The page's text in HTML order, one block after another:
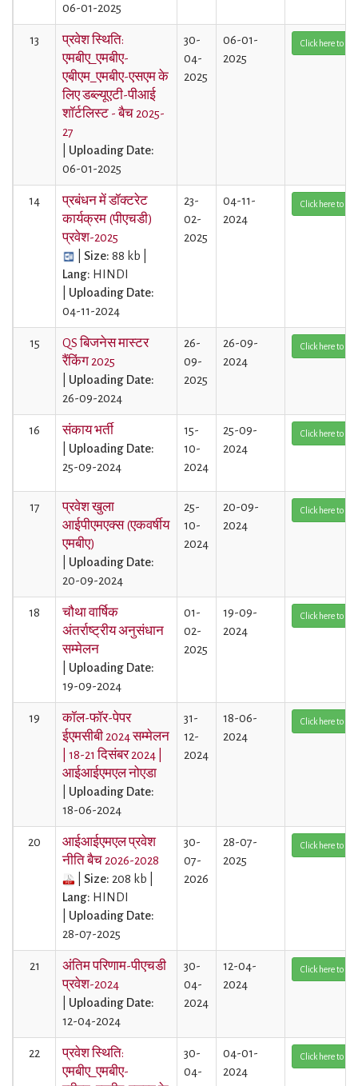
06-01-2025
13
प्रवेश स्थिति:
एमबीए_एमबीए-
एबीएम_एमबीए-एसएम के
लिए डब्ल्यूएटी-पीआई
शॉर्टलिस्ट - बैच 2025-
27
Uploading Date:
06-01-2025
30-
04-
2025
06-01-
2025
Click here to
14
प्रबंधन में डॉक्टरेट
कार्यक्रम (पीएचडी)
प्रवेश-2025
Size: 88 kb |
Lang: HINDI
Uploading Date:
04-11-2024
23-
02-
2025
04-11-
2024
Click here to
15
QS बिजनेस मास्टर
रैंकिंग 2025
Uploading Date:
26-09-2024
26-
09-
2025
26-09-
2024
Click here to
16
संकाय भर्ती
Uploading Date:
25-09-2024
15-
10-
2024
25-09-
2024
Click here to
17
प्रवेश खुला
आईपीएमएक्स (एकवर्षीय
एमबीए)
Uploading Date:
20-09-2024
25-
10-
2024
20-09-
2024
Click here to
18
चौथा वार्षिक
अंतर्राष्ट्रीय अनुसंधान
सम्मेलन
Uploading Date:
19-09-2024
01-
02-
2025
19-09-
2024
Click here to
19
कॉल-फॉर-पेपर
ईएमसीबी 2024 सम्मेलन
| 18-21 दिसंबर 2024 |
आईआईएमएल नोएडा
Uploading Date:
18-06-2024
31-
12-
2024
18-06-
2024
Click here to
20
आईआईएमएल प्रवेश
नीति बैच 2026-2028
Size: 208 kb |
Lang: HINDI
Uploading Date:
28-07-2025
30-
07-
2026
28-07-
2025
Click here to
21
अंतिम परिणाम-पीएचडी
प्रवेश-2024
Uploading Date:
12-04-2024
30-
04-
2024
12-04-
2024
Click here to
22
प्रवेश स्थिति:
एमबीए_एमबीए-
30-
04-
04-01-
2024
Click here to